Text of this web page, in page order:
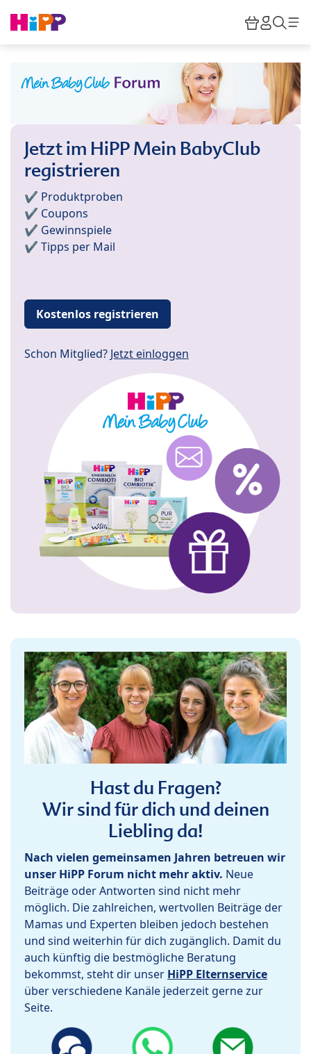
HiPP
Jetzt im HiPP Mein BabyClub
registrieren
✔️ Produktproben
✔️ Coupons
✔️ Gewinnspiele
✔️ Tipps per Mail
Kostenlos registrieren
Schon Mitglied? Jetzt einloggen
Hast du Fragen?
Wir sind für dich und deinen
Liebling da!
Nach vielen gemeinsamen Jahren betreuen wir
unser HiPP Forum nicht mehr aktiv. Neue
Beiträge oder Antworten sind nicht mehr
möglich. Die zahlreichen, wertvollen Beiträge der
Mamas und Experten bleiben jedoch bestehen
und sind weiterhin für dich zugänglich. Damit du
auch künftig die bestmögliche Beratung
bekommst, steht dir unser HiPP Elternservice
über verschiedene Kanäle jederzeit gerne zur
Seite.